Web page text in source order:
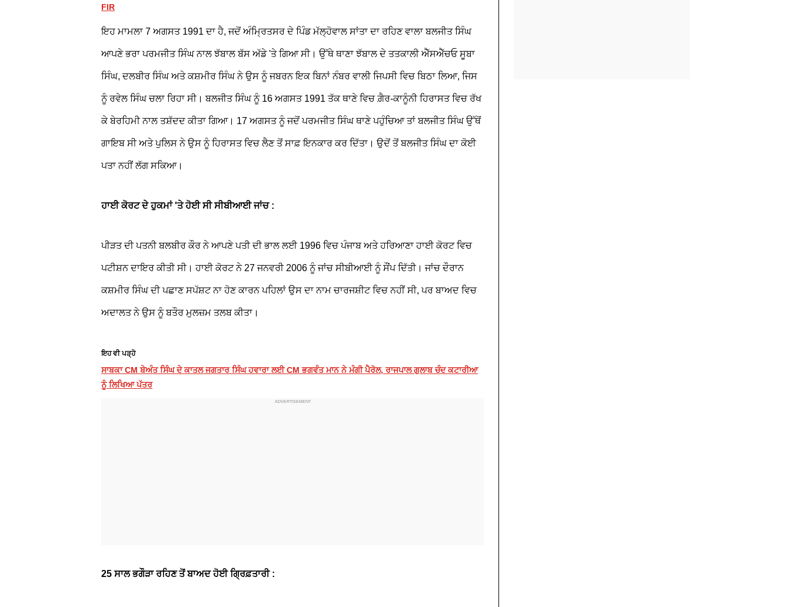
FIR
ਇਹ ਮਾਮਲਾ 7 ਅਗਸਤ 1991 ਦਾ ਹੈ, ਜਦੋਂ ਅੰਮ੍ਰਿਤਸਰ ਦੇ ਪਿੰਡ ਮੱਲ੍ਹੋਵਾਲ ਸਾਂਤਾ ਦਾ ਰਹਿਣ ਵਾਲਾ ਬਲਜੀਤ ਸਿੰਘ
ਆਪਣੇ ਭਰਾ ਪਰਮਜੀਤ ਸਿੰਘ ਨਾਲ ਝੱਬਾਲ ਬੱਸ ਅੱਡੇ 'ਤੇ ਗਿਆ ਸੀ। ਉੱਥੇ ਥਾਣਾ ਝੱਬਾਲ ਦੇ ਤਤਕਾਲੀ ਐੱਸਐੱਚਓ ਸੂਬਾ
ਸਿੰਘ, ਦਲਬੀਰ ਸਿੰਘ ਅਤੇ ਕਸ਼ਮੀਰ ਸਿੰਘ ਨੇ ਉਸ ਨੂੰ ਜਬਰਨ ਇਕ ਬਿਨਾਂ ਨੰਬਰ ਵਾਲੀ ਜਿਪਸੀ ਵਿਚ ਬਿਠਾ ਲਿਆ, ਜਿਸ
ਨੂੰ ਰਵੇਲ ਸਿੰਘ ਚਲਾ ਰਿਹਾ ਸੀ। ਬਲਜੀਤ ਸਿੰਘ ਨੂੰ 16 ਅਗਸਤ 1991 ਤੱਕ ਥਾਣੇ ਵਿਚ ਗ਼ੈਰ-ਕਾਨੂੰਨੀ ਹਿਰਾਸਤ ਵਿਚ ਰੱਖ
ਕੇ ਬੇਰਹਿਮੀ ਨਾਲ ਤਸ਼ੱਦਦ ਕੀਤਾ ਗਿਆ। 17 ਅਗਸਤ ਨੂੰ ਜਦੋਂ ਪਰਮਜੀਤ ਸਿੰਘ ਥਾਣੇ ਪਹੁੰਚਿਆ ਤਾਂ ਬਲਜੀਤ ਸਿੰਘ ਉੱਥੋਂ
ਗਾਇਬ ਸੀ ਅਤੇ ਪੁਲਿਸ ਨੇ ਉਸ ਨੂੰ ਹਿਰਾਸਤ ਵਿਚ ਲੈਣ ਤੋਂ ਸਾਫ਼ ਇਨਕਾਰ ਕਰ ਦਿੱਤਾ। ਉਦੋਂ ਤੋਂ ਬਲਜੀਤ ਸਿੰਘ ਦਾ ਕੋਈ
ਪਤਾ ਨਹੀਂ ਲੱਗ ਸਕਿਆ।
ਹਾਈ ਕੋਰਟ ਦੇ ਹੁਕਮਾਂ 'ਤੇ ਹੋਈ ਸੀ ਸੀਬੀਆਈ ਜਾਂਚ :
ਪੀੜਤ ਦੀ ਪਤਨੀ ਬਲਬੀਰ ਕੌਰ ਨੇ ਆਪਣੇ ਪਤੀ ਦੀ ਭਾਲ ਲਈ 1996 ਵਿਚ ਪੰਜਾਬ ਅਤੇ ਹਰਿਆਣਾ ਹਾਈ ਕੋਰਟ ਵਿਚ
ਪਟੀਸ਼ਨ ਦਾਇਰ ਕੀਤੀ ਸੀ। ਹਾਈ ਕੋਰਟ ਨੇ 27 ਜਨਵਰੀ 2006 ਨੂੰ ਜਾਂਚ ਸੀਬੀਆਈ ਨੂੰ ਸੌਂਪ ਦਿੱਤੀ। ਜਾਂਚ ਦੌਰਾਨ
ਕਸ਼ਮੀਰ ਸਿੰਘ ਦੀ ਪਛਾਣ ਸਪੱਸ਼ਟ ਨਾ ਹੋਣ ਕਾਰਨ ਪਹਿਲਾਂ ਉਸ ਦਾ ਨਾਮ ਚਾਰਜਸ਼ੀਟ ਵਿਚ ਨਹੀਂ ਸੀ, ਪਰ ਬਾਅਦ ਵਿਚ
ਅਦਾਲਤ ਨੇ ਉਸ ਨੂੰ ਬਤੌਰ ਮੁਲਜ਼ਮ ਤਲਬ ਕੀਤਾ।
ਇਹ ਵੀ ਪੜ੍ਹੋ
ਸਾਬਕਾ CM ਬੇਅੰਤ ਸਿੰਘ ਦੇ ਕਾਤਲ ਜਗਤਾਰ ਸਿੰਘ ਹਵਾਰਾ ਲਈ CM ਭਗਵੰਤ ਮਾਨ ਨੇ ਮੰਗੀ ਪੈਰੋਲ, ਰਾਜਪਾਲ ਗੁਲਾਬ ਚੰਦ ਕਟਾਰੀਆ
ਨੂੰ ਲਿਖਿਆ ਪੱਤਰ
25 ਸਾਲ ਭਗੌੜਾ ਰਹਿਣ ਤੋਂ ਬਾਅਦ ਹੋਈ ਗ੍ਰਿਫ਼ਤਾਰੀ :